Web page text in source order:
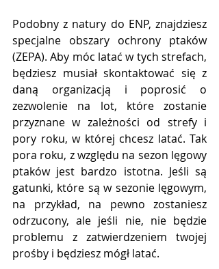
Podobny z natury do ENP, znajdziesz
specjalne obszary ochrony ptaków
(ZEPA). Aby móc latać w tych strefach,
będziesz musiał skontaktować się z
daną organizacją i poprosić o
zezwolenie na lot, które zostanie
przyznane w zależności od strefy i
pory roku, w której chcesz latać. Tak
pora roku, z względu na sezon lęgowy
ptaków jest bardzo istotna. Jeśli są
gatunki, które są w sezonie lęgowym,
na przykład, na pewno zostaniesz
odrzucony, ale jeśli nie, nie będzie
problemu z zatwierdzeniem twojej
prośby i będziesz mógł latać.